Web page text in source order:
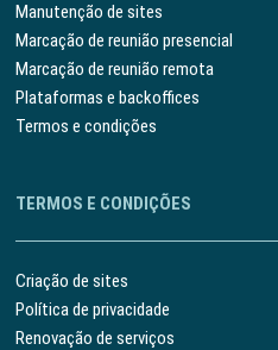
Manutenção de sites
Marcação de reunião presencial
Marcação de reunião remota
Plataformas e backoffices
Termos e condições
TERMOS E CONDIÇÕES
Criação de sites
Política de privacidade
Renovação de serviços